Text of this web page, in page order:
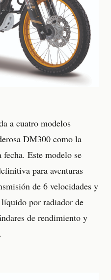
a cuatro modelos
DM300 como la
Este modelo se
para aventuras
de 6 velocidades y
por radiador de
de rendimiento y